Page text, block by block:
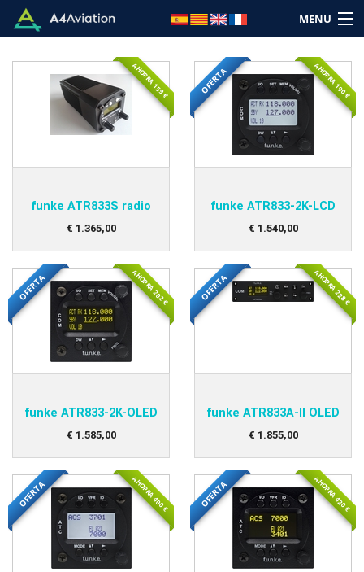
MENU
Entra
Carrito: (Vacío)
AHORRA 159 €
funke ATR833S radio
€ 1.365,00
AHORRA 190 €
OFERTA
funke ATR833-2K-LCD
€ 1.540,00
AHORRA 202 €
OFERTA
funke ATR833-2K-OLED
€ 1.585,00
AHORRA 228 €
OFERTA
funke ATR833A-II OLED
€ 1.855,00
AHORRA 400 €
OFERTA AHORRA 420 €
OFERTA